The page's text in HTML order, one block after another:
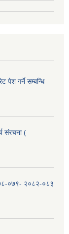
पेश गर्ने सम्बन्धि
संरचना (
०७९- २०८२-०८३